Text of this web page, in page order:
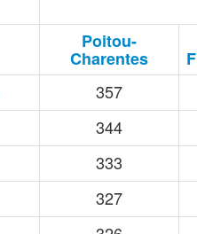
Poitou-
Charentes
357
344
333
327